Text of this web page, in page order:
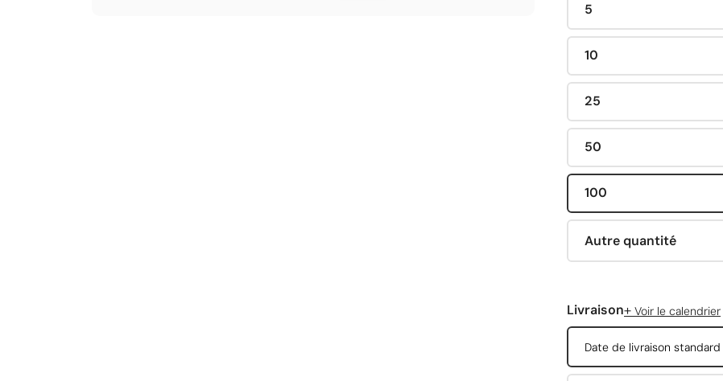
5
10
25
50
100
Autre quantité
Livraison+ Voir le calendrier
Date de livraison standard